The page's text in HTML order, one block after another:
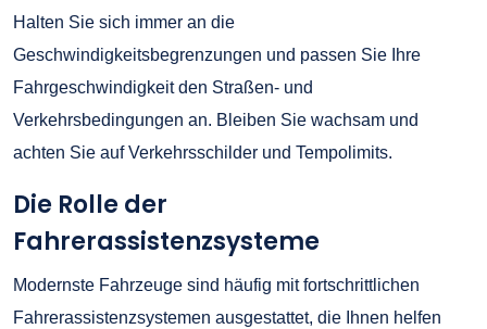
Halten Sie sich immer an die
Geschwindigkeitsbegrenzungen und passen Sie Ihre
Fahrgeschwindigkeit den Straßen- und
Verkehrsbedingungen an. Bleiben Sie wachsam und
achten Sie auf Verkehrsschilder und Tempolimits.
Die Rolle der
Fahrerassistenzsysteme
Modernste Fahrzeuge sind häufig mit fortschrittlichen
Fahrerassistenzsystemen ausgestattet, die Ihnen helfen